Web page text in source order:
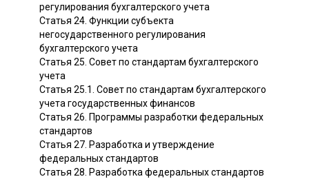
регулирования бухгалтерского учета
Статья 24. Функции субъекта
негосударственного регулирования
бухгалтерского учета
Статья 25. Совет по стандартам бухгалтерского
учета
Статья 25.1. Совет по стандартам бухгалтерского
учета государственных финансов
Статья 26. Программы разработки федеральных
стандартов
Статья 27. Разработка и утверждение
федеральных стандартов
Статья 28. Разработка федеральных стандартов